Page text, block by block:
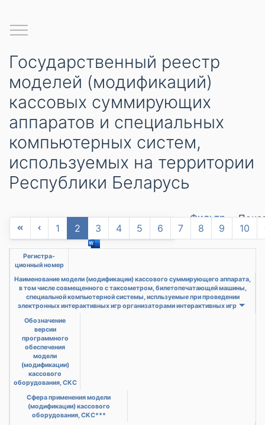
Государственный реестр
моделей (модификаций)
кассовых суммирующих
аппаратов и специальных
компьютерных систем,
используемых на территории
Республики Беларусь
Скачать утвержденную форму
Фильтр
1 2 3 4 5 6 7 8 9 10
Регистра-
ционный номер
Наименование модели (модификации) кассового суммирующего аппарата,
в том числе совмещенного с таксометром, билетопечатающей машины,
специальной компьютерной системы, испльзуемые при проведении
электронных интерактивных игр организаторами интерактивных игр
Обозначение
версии
программного
обеспечения
модели
(модификации)
кассового
оборудования, СКС
Сфера применения модели
(модификации) кассового
оборудования, СКС***